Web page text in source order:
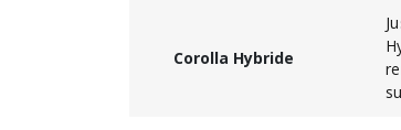
Corolla Hybride